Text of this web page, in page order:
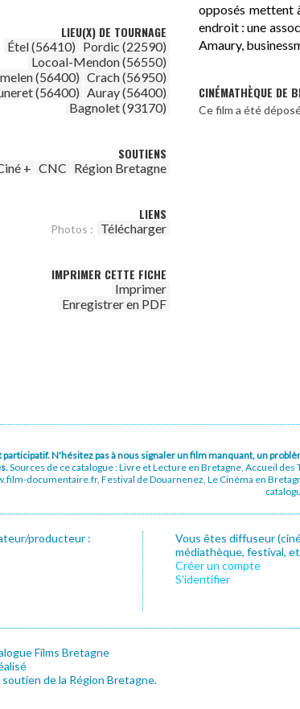
LIEU(X) DE TOURNAGE
Étel (56410) Pordic (22590)
Locoal-Mendon (56550)
(56400) Crach (56950)
(56400) Auray (56400)
Bagnolet (93170)
SOUTIENS
+ CNC Région Bretagne
LIENS
Photos : Télécharger
IMPRIMER CETTE FICHE
Imprimer
Enregistrer en PDF
opposés mettent
endroit : une
Amaury,
CINÉMATHÈQUE DE
Ce film a été
participatif. N'hésitez pas à nous signaler un film manquant, un
Sources de ce catalogue : Livre et Lecture en Bretagne, Accueil
documentaire.fr, Festival de Douarnenez, Le Cinéma en
producteur :
Vous êtes diffuseur
médiathèque, festival,
Créer un compte
S’identifier
Films Bretagne
soutien de la Région Bretagne.